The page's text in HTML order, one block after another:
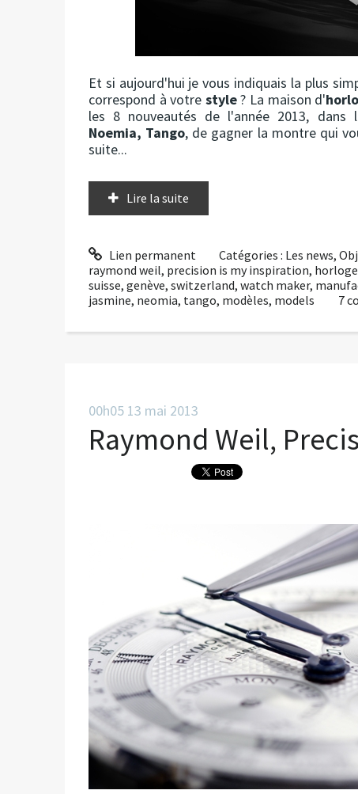
Et si aujourd'hui je vous indiquais la plus
correspond à votre style? La maison d'
les 8 nouveautés de l'année 2013, dans
Noemia, Tango, de gagner la montre qui
suite...
Lire la suite
Lien permanent Catégories : Les news,
raymond weil, precision is my inspiration,
suisse, genève, switzerland, watch maker,
jasmine, neomia, tango, modèles, models 7
00h05 13 mai 2013
Raymond Weil,